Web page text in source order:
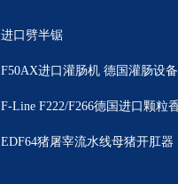
进口劈半锯
F50AX进口灌肠机 德国灌肠设备
EDF64猪屠宰流水线母猪开肛器